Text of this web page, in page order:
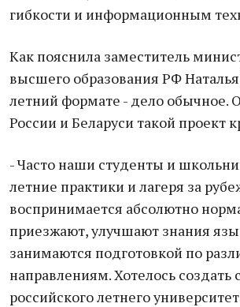
гибкости и информационным
Как пояснила заместитель
высшего образования РФ
летний формате - дело обычное.
России и Беларуси такой проект
- Часто наши студенты и
летние практики и лагеря за
воспринимается абсолютно
приезжают, улучшают знания
занимаются подготовкой по
направлениям. Хотелось создать
российского летнего